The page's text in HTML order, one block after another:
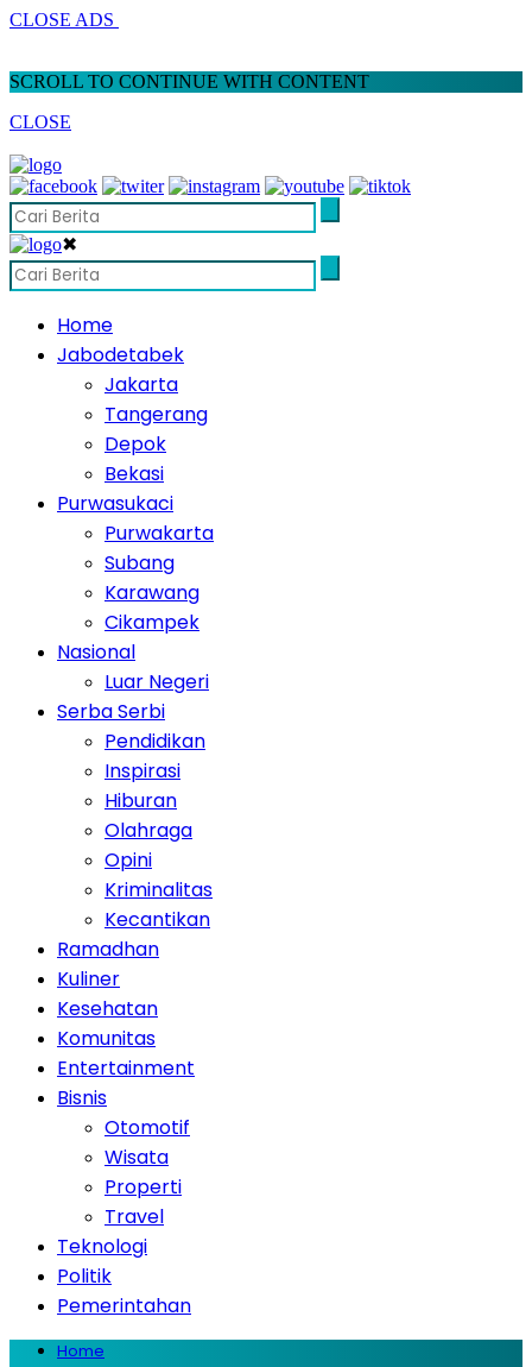
CLOSE ADS
SCROLL TO CONTINUE WITH CONTENT
CLOSE
✖
Home
Jabodetabek
Jakarta
Tangerang
Depok
Bekasi
Purwasukaci
Purwakarta
Subang
Karawang
Cikampek
Nasional
Luar Negeri
Serba Serbi
Pendidikan
Inspirasi
Hiburan
Olahraga
Opini
Kriminalitas
Kecantikan
Ramadhan
Kuliner
Kesehatan
Komunitas
Entertainment
Bisnis
Otomotif
Wisata
Properti
Travel
Teknologi
Politik
Pemerintahan
Home